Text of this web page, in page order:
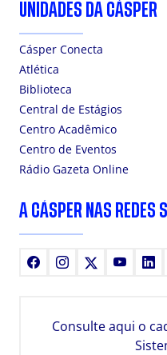
UNIDADES DA CÁSPER
Cásper Conecta
Atlética
Biblioteca
Central de Estágios
Centro Acadêmico
Centro de Eventos
Rádio Gazeta Online
A CÁSPER NAS REDES
FacebookInstagram Youtube
Consulte aqui o